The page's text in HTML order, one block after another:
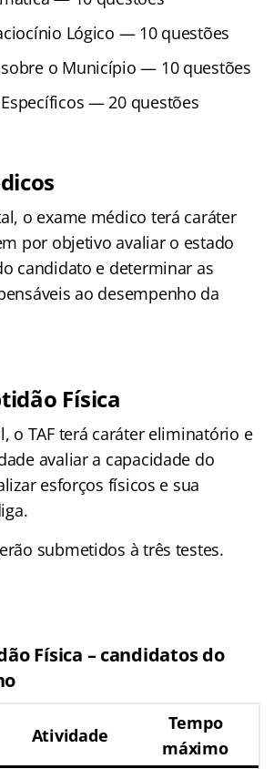
Lógico — 10 questões
o Município — 10 questões
— 20 questões
o exame médico terá caráter
por objetivo avaliar o estado
candidato e determinar as
ao desempenho da
Física
o TAF terá caráter eliminatório e
avaliar a capacidade do
esforços físicos e sua
submetidos à três testes.
Física – candidatos do
Atividade
Tempo
máximo